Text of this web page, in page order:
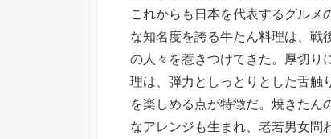
これからも日本を代表するグルメ
な知名度を誇る牛たん料理は、戦
の人々を惹きつけてきた。厚切り
理は、弾力としっとりとした舌触
を楽しめる点が特徴だ。焼きたん
なアレンジも生まれ、老若男女問